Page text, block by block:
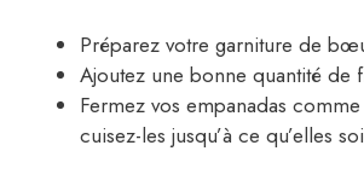
Préparez votre garniture de
Ajoutez une bonne quantité de
Fermez vos empanadas
cuisez-les jusqu’à ce qu’elles